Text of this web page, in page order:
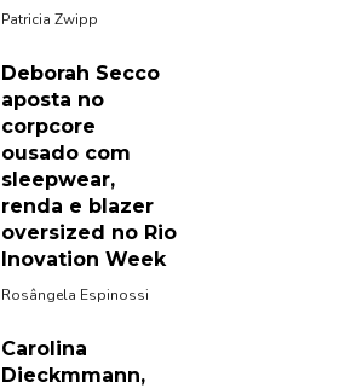
Patricia Zwipp
Deborah Secco
aposta no
corpcore
ousado com
sleepwear,
renda e blazer
oversized no Rio
Inovation Week
Rosângela Espinossi
Carolina
Dieckmmann,